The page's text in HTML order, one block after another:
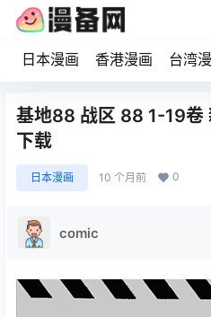
日本漫画 香港漫画 台湾
基地88 战区 88 1-19卷
下载
日本漫画 10 个月前 0
comic